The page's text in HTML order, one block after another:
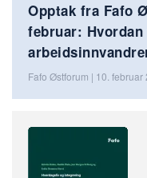
Opptak fra Fafo
februar:
Fafo Østforum | 10. februar